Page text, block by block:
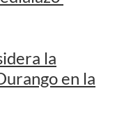
la
en la